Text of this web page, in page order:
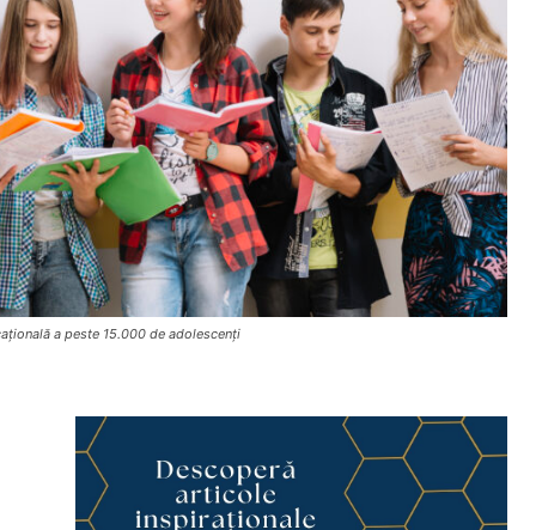
a peste 15.000 de adolescenți